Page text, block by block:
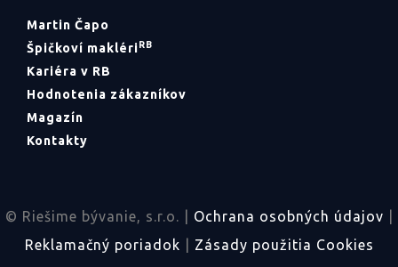
Martin Čapo
Špičkoví maklériRB
Kariéra v RB
Hodnotenia zákazníkov
Magazín
Kontakty
© Riešime bývanie, s.r.o. | Ochrana osobných údajov
Reklamačný poriadok
Zásady použitia Cookies